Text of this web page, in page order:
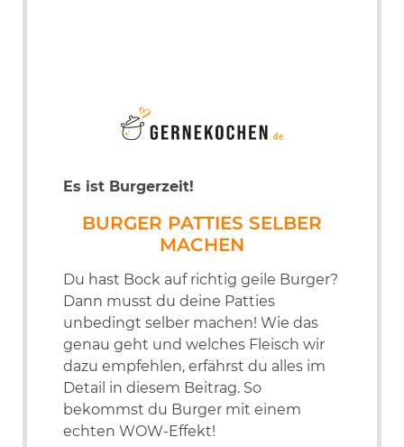
Es ist Burgerzeit!
BURGER PATTIES SELBER
MACHEN
Du hast Bock auf richtig geile Burger?
Dann musst du deine Patties
unbedingt selber machen! Wie das
genau geht und welches Fleisch wir
dazu empfehlen, erfährst du alles im
Detail in diesem Beitrag. So
bekommst du Burger mit einem
echten WOW-Effekt!